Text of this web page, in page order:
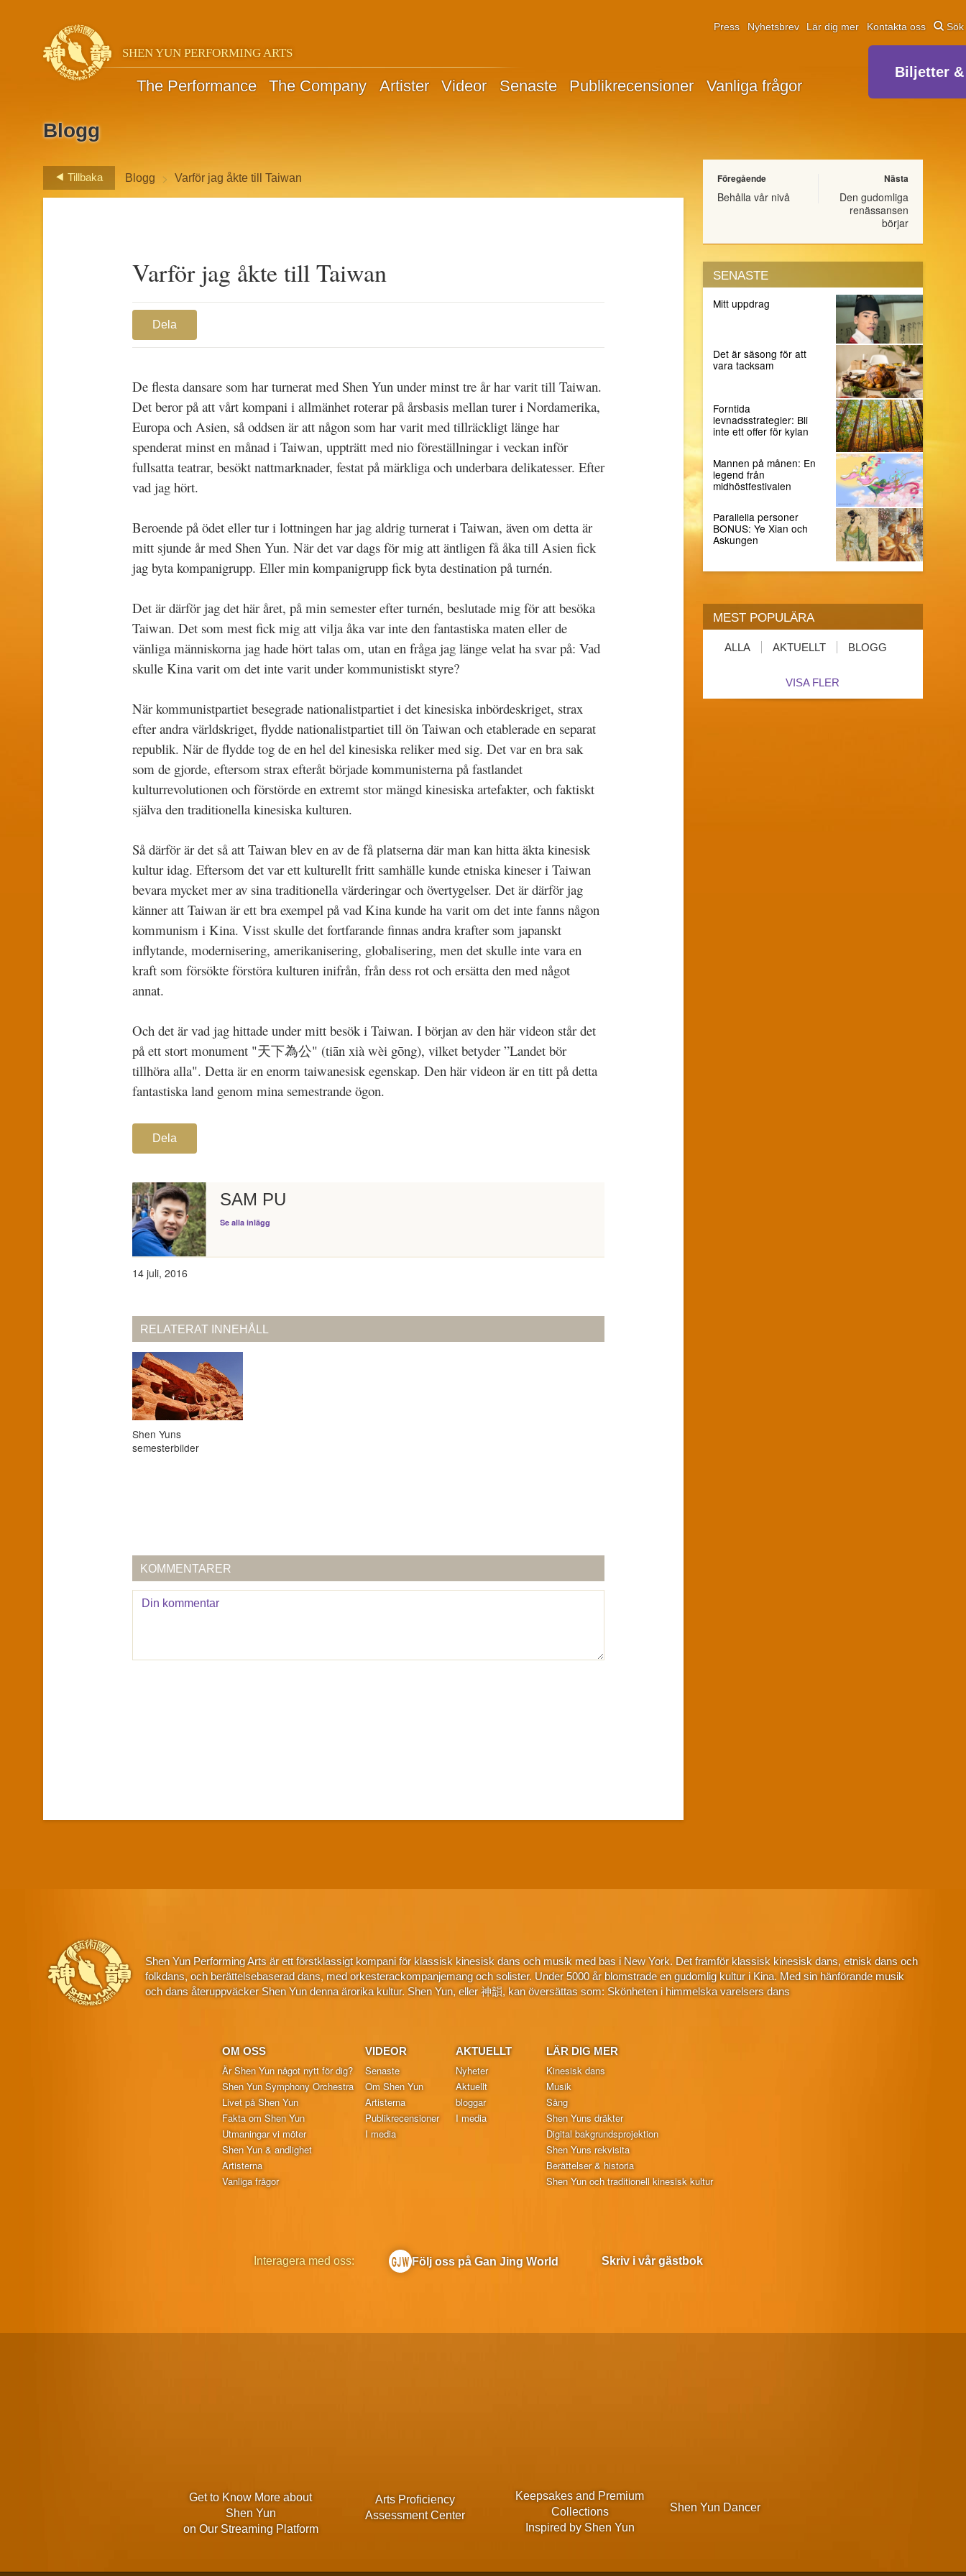
SHEN YUN PERFORMING ARTS
The Performance The Company Artister Videor Senaste Publikrecensioner Vanliga frågor
Press Nyhetsbrev Lär dig mer Kontakta oss Sök
Biljetter
Blogg
Tillbaka Blogg > Varför jag åkte till Taiwan
Varför jag åkte till Taiwan
Dela
De flesta dansare som har turnerat med Shen Yun under minst tre år har varit till Taiwan.
Det beror på att vårt kompani i allmänhet roterar på årsbasis mellan turer i Nordamerika,
Europa och Asien, så oddsen är att någon som har varit med tillräckligt länge har
spenderat minst en månad i Taiwan, uppträtt med nio föreställningar i veckan inför
fullsatta teatrar, besökt nattmarknader, festat på märkliga och underbara delikatesser. Efter
vad jag hört.
Beroende på ödet eller tur i lottningen har jag aldrig turnerat i Taiwan, även om detta är
mitt sjunde år med Shen Yun. När det var dags för mig att äntligen få åka till Asien fick
jag byta kompanigrupp. Eller min kompanigrupp fick byta destination på turnén.
Det är därför jag det här året, på min semester efter turnén, beslutade mig för att besöka
Taiwan. Det som mest fick mig att vilja åka var inte den fantastiska maten eller de
vänliga människorna jag hade hört talas om, utan en fråga jag länge velat ha svar på: Vad
skulle Kina varit om det inte varit under kommunistiskt styre?
När kommunistpartiet besegrade nationalistpartiet i det kinesiska inbördeskriget, strax
efter andra världskriget, flydde nationalistpartiet till ön Taiwan och etablerade en separat
republik. När de flydde tog de en hel del kinesiska reliker med sig. Det var en bra sak
som de gjorde, eftersom strax efteråt började kommunisterna på fastlandet
kulturrevolutionen och förstörde en extremt stor mängd kinesiska artefakter, och faktiskt
själva den traditionella kinesiska kulturen.
Så därför är det så att Taiwan blev en av de få platserna där man kan hitta äkta kinesisk
kultur idag. Eftersom det var ett kulturellt fritt samhälle kunde etniska kineser i Taiwan
bevara mycket mer av sina traditionella värderingar och övertygelser. Det är därför jag
känner att Taiwan är ett bra exempel på vad Kina kunde ha varit om det inte fanns någon
kommunism i Kina. Visst skulle det fortfarande finnas andra krafter som japanskt
inflytande, modernisering, amerikanisering, globalisering, men det skulle inte vara en
kraft som försökte förstöra kulturen inifrån, från dess rot och ersätta den med något
annat.
Och det är vad jag hittade under mitt besök i Taiwan. I början av den här videon står det
på ett stort monument "天下為公" (tiān xià wèi gōng), vilket betyder ”Landet bör
tillhöra alla". Detta är en enorm taiwanesisk egenskap. Den här videon är en titt på detta
fantastiska land genom mina semestrande ögon.
Dela
SAM PU
Se alla inlägg
14 juli, 2016
RELATERAT INNEHÅLL
Shen Yuns
semesterbilder
KOMMENTARER
Föregående
Behålla vår nivå
Nästa
Den gudomliga
renässansen
börjar
SENASTE
Mitt uppdrag
Det är säsong för att
vara tacksam
Forntida
levnadsstrategier: Bli
inte ett offer för kylan
Mannen på månen: En
legend från
midhöstfestivalen
Parallella personer
BONUS: Ye Xian och
Askungen
MEST POPULÄRA
ALLA AKTUELLT BLOGG
VISA FLER
Shen Yun Performing Arts är ett förstklassigt kompani för klassisk kinesisk dans och musik med bas i New York. Det framför klassisk kinesisk dans, etnisk dans och
folkdans, och berättelsebaserad dans, med orkesterackompanjemang och solister. Under 5000 år blomstrade en gudomlig kultur i Kina. Med sin hänförande musik
och dans återuppväcker Shen Yun denna ärorika kultur. Shen Yun, eller 神韻, kan översättas som: Skönheten i himmelska varelsers dans
OM OSS
Är Shen Yun något nytt för dig?
Shen Yun Symphony Orchestra
Livet på Shen Yun
Fakta om Shen Yun
Utmaningar vi möter
Shen Yun & andlighet
Artisterna
Vanliga frågor
VIDEOR
Senaste
Om Shen Yun
Artisterna
Publikrecensioner
I media
AKTUELLT
Nyheter
Aktuellt
bloggar
I media
LÄR DIG MER
Kinesisk dans
Musik
Sång
Shen Yuns dräkter
Digital bakgrundsprojektion
Shen Yuns rekvisita
Berättelser & historia
Shen Yun och traditionell kinesisk kultur
Interagera med oss: Följ oss på Gan Jing World Skriv i vår gästbok
Get to Know More about
Shen Yun
on Our Streaming Platform
Arts Proficiency
Assessment Center
Keepsakes and Premium
Collections
Inspired by Shen Yun
Shen Yun Dancer